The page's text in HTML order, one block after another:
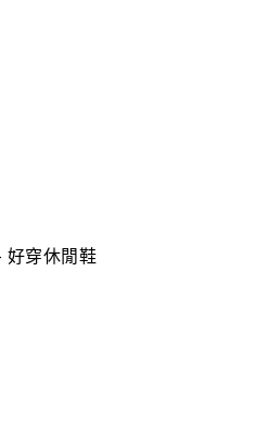
好穿休閒鞋